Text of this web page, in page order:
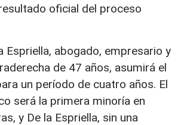
oficial del proceso
Espriella, abogado, empresario y
de 47 años, asumirá el
un período de cuatro años. El
será la primera minoría en
y De la Espriella, sin una